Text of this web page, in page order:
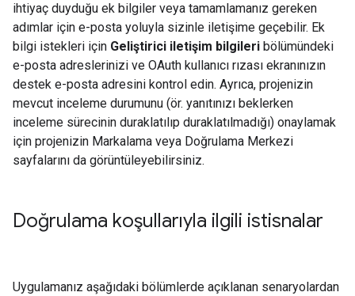
ihtiyaç duyduğu ek bilgiler veya tamamlamanız gereken
adımlar için e-posta yoluyla sizinle iletişime geçebilir. Ek
bilgi istekleri için Geliştirici iletişim bilgileri bölümündeki
e-posta adreslerinizi ve OAuth kullanıcı rızası ekranınızın
destek e-posta adresini kontrol edin. Ayrıca, projenizin
mevcut inceleme durumunu (ör. yanıtınızı beklerken
inceleme sürecinin duraklatılıp duraklatılmadığı) onaylamak
için projenizin Markalama veya Doğrulama Merkezi
sayfalarını da görüntüleyebilirsiniz.
Doğrulama koşullarıyla ilgili istisnalar
Uygulamanız aşağıdaki bölümlerde açıklanan senaryolardan